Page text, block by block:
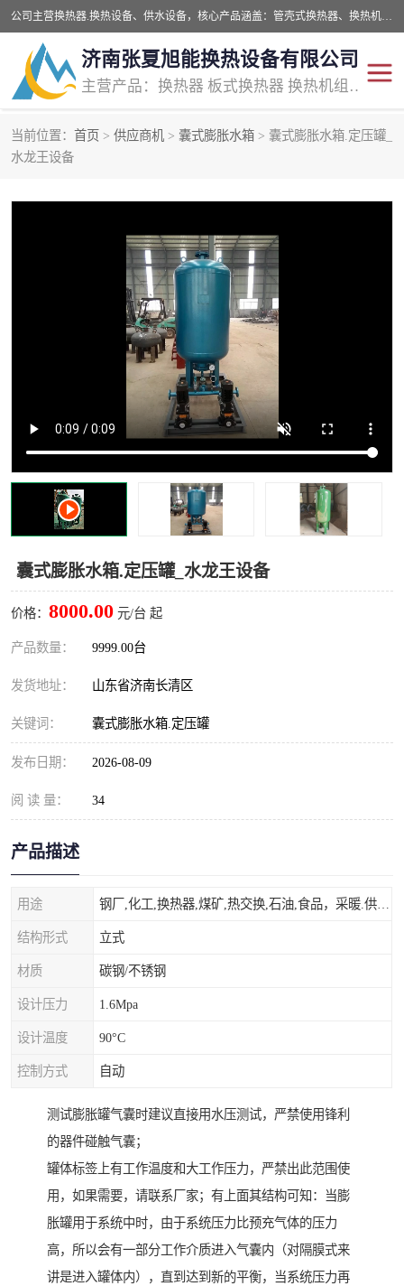
公司主营换热器.换热设备、供水设备，核心产品涵盖：管壳式换热器、换热机组、不锈钢组合式水箱、水处理设备等，提供非标设备集生产、销售、安装一体化服务，可满足全国酒店、学校、医院、商业综合体、工业项目等多场景换热与供水需求。
济南张夏旭能换热设备有限公司
主营产品：换热器 板式换热器 换热机组 供水设备 水处理设备
当前位置： 首页 > 供应商机 > 囊式膨胀水箱 > 囊式膨胀水箱.定压罐_
水龙王设备
囊式膨胀水箱.定压罐_水龙王设备
价格： 8000.00 元/台 起
产品数量： 9999.00台
发货地址： 山东省济南长清区
关键词： 囊式膨胀水箱.定压罐
发布日期： 2026-08-09
阅 读 量： 34
产品描述
用途
结构形式 立式
材质 碳钢/不锈钢
设计压力 1.6Mpa
设计温度 90°C
控制方式 自动
测试膨胀罐气囊时建议直接用水压测试，严禁使用锋利
的器件碰触气囊；
罐体标签上有工作温度和大工作压力，严禁出此范围使
用，如果需要，请联系厂家；有上面其结构可知：当膨
胀罐用于系统中时，由于系统压力比预充气体的压力
高，所以会有一部分工作介质进入气囊内（对隔膜式来
讲是进入罐体内），直到达到新的平衡，当系统压力再
管壳式换热器
汽水换热机组 板式换热设备
定压补水装置
水处理器设备
锅炉辅机设备